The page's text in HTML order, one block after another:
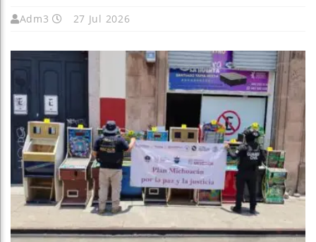
Adm3 27 Jul 2026